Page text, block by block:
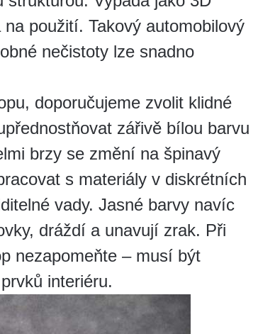
použití. Takový automobilový
nečistoty lze snadno
doporučujeme zvolit klidné
zářivě bílou barvu
brzy se změní na špinavý
s materiály v diskrétních
vady. Jasné barvy navíc
dráždí a unavují zrak. Při
nezapomeňte – musí být
interiéru.